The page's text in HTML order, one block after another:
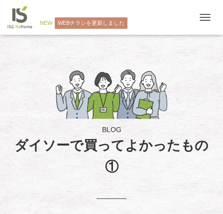
NEW WEBチラシを更新しました
ビ
ダイソーで買ってよかったもの
①
BLOG